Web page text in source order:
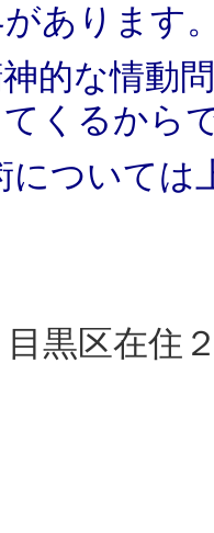
あります
的な情動
くるから
については
目黒区在住